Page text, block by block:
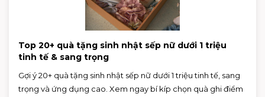
Top 20+ quà tặng sinh nhật sếp nữ dưới 1 triệu
tinh tế & sang trọng
Gợi ý 20+ quà tặng sinh nhật sếp nữ dưới 1 triệu tinh tế, sang
trọng và ứng dụng cao. Xem ngay bí kíp chọn quà ghi điểm